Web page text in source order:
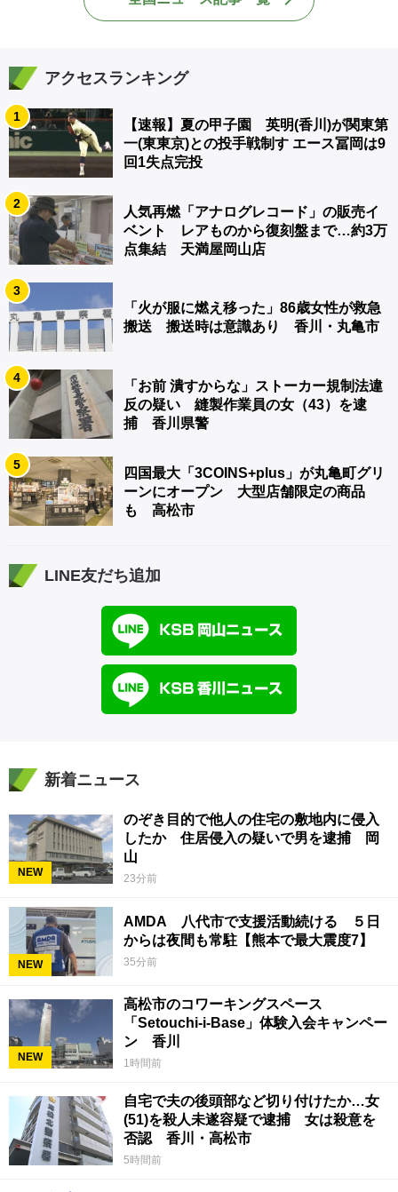
アクセスランキング
1
【速報】夏の甲子園 英明(香川)が関東第
一(東東京)との投手戦制す エース冨岡は9
回1失点完投
2
人気再燃「アナログレコード」の販売イ
ベント レアものから復刻盤まで…約3万
点集結 天満屋岡山店
3
「火が服に燃え移った」86歳女性が救急
搬送 搬送時は意識あり 香川・丸亀市
4
「お前 潰すからな」ストーカー規制法違
反の疑い 縫製作業員の女（43）を逮
捕 香川県警
5
四国最大「3COINS+plus」が丸亀町グリ
ーンにオープン 大型店舗限定の商品
も 高松市
LINE友だち追加
新着ニュース
NEW
のぞき目的で他人の住宅の敷地内に侵入
したか 住居侵入の疑いで男を逮捕 岡
山
23分前
NEW
AMDA 八代市で支援活動続ける ５日
からは夜間も常駐【熊本で最大震度7】
35分前
NEW
高松市のコワーキングスペース
「Setouchi-i-Base」体験入会キャンペー
ン 香川
1時間前
自宅で夫の後頭部など切り付けたか…女
(51)を殺人未遂容疑で逮捕 女は殺意を
否認 香川・高松市
5時間前